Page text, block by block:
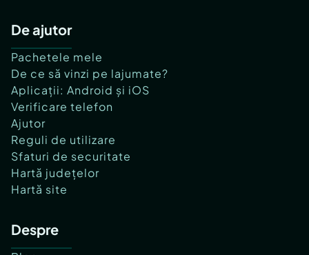
De ajutor
Pachetele mele
De ce să vinzi pe lajumate?
Aplicații: Android și iOS
Verificare telefon
Ajutor
Reguli de utilizare
Sfaturi de securitate
Hartă județelor
Hartă site
Despre